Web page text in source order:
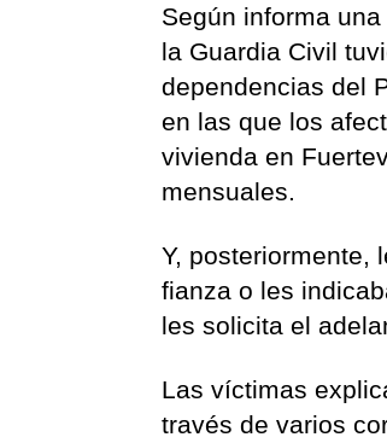
Según informa
la Guardia Civil
dependencias del
en las que los
vivienda en
mensuales.
Y, posteriormente,
fianza o les
les solicita el
Las víctimas
través de varios